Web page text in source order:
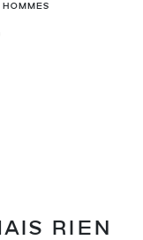
HOMMES
RIEN